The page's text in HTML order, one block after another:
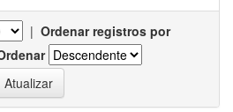
| Ordenar registros por